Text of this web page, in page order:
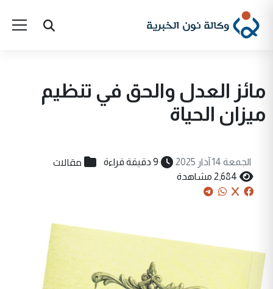
مائز العدل والحق في تنظيم
ميزان الحياة
الجمعة 14 آذار 2025 9 دقيقة قراءة مقالات
2,684 مشاهدة